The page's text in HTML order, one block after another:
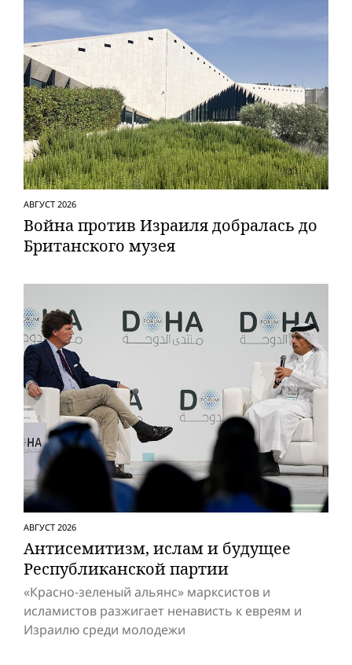
АВГУСТ 2026
Вой­на против Израиля добралась до
Британского музея
АВГУСТ 2026
Антисемитизм, ислам и будущее
Респуб­ликанской партии
«Красно-зеленый альянс» марксистов и
исламистов разжигает ненависть к евреям и
Израилю среди молодежи